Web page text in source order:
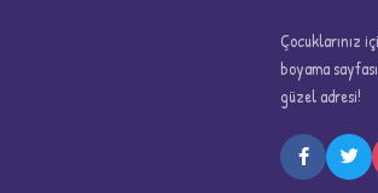
5
Çocuklarınız
boyama
güzel adresi!